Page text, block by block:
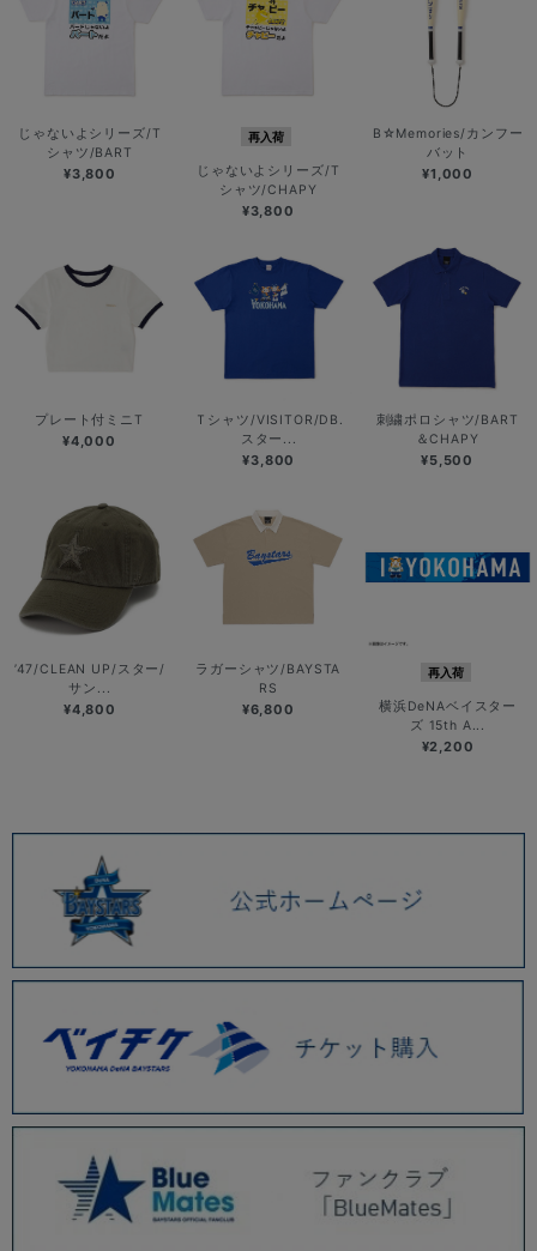
じゃないよシリーズ/T
シャツ/BART
¥3,800
再入荷
じゃないよシリーズ/T
シャツ/CHAPY
¥3,800
B☆Memories/カンフー
バット
¥1,000
プレート付ミニT
¥4,000
Ｔシャツ/VISITOR/DB.
スター...
¥3,800
刺繍ポロシャツ/BART
＆CHAPY
¥5,500
’47/CLEAN UP/スター/
サン...
¥4,800
ラガーシャツ/BAYSTA
RS
¥6,800
再入荷
横浜DeNAベイスター
ズ 15th A...
¥2,200